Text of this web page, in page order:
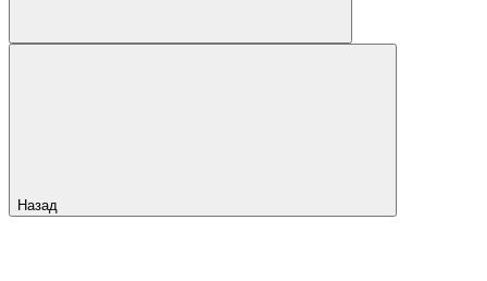
Назад